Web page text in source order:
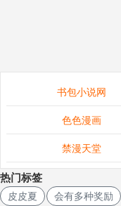
书包小说网
色色漫画
禁漫天堂
热门标签
皮皮夏 会有多种奖励